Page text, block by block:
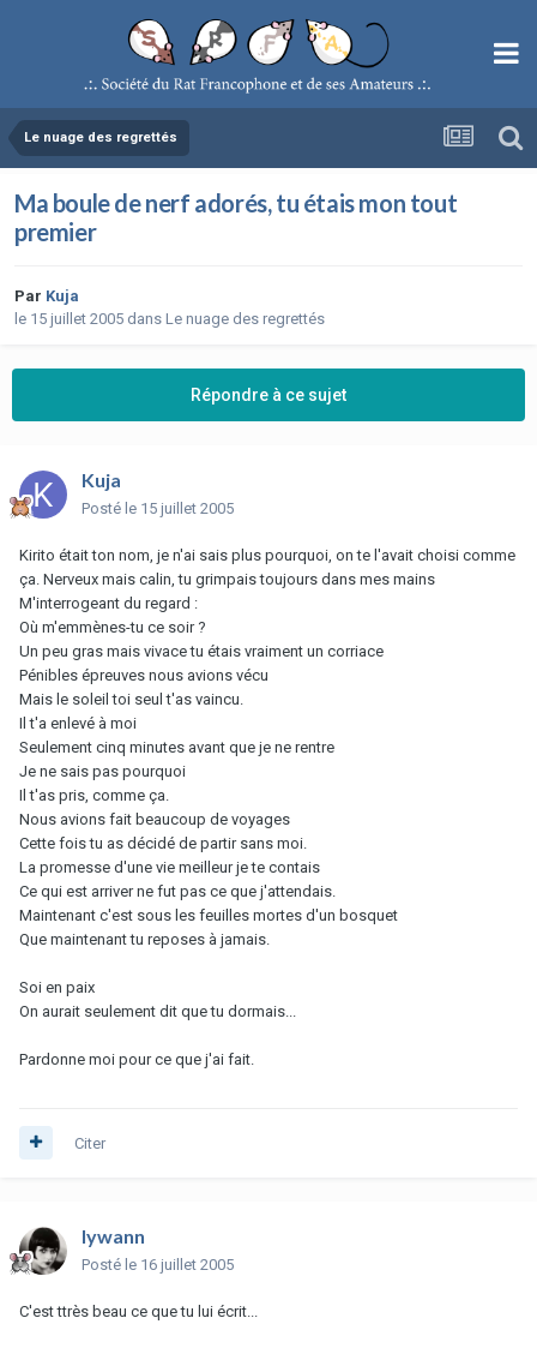
Le nuage des regrettés
Ma boule de nerf adorés, tu étais mon tout
premier
Par Kuja
le 15 juillet 2005 dans Le nuage des regrettés
Répondre à ce sujet
Kuja
Posté le 15 juillet 2005
Kirito était ton nom, je n'ai sais plus pourquoi, on te l'avait choisi comme
ça. Nerveux mais calin, tu grimpais toujours dans mes mains
M'interrogeant du regard :
Où m'emmènes-tu ce soir ?
Un peu gras mais vivace tu étais vraiment un corriace
Pénibles épreuves nous avions vécu
Mais le soleil toi seul t'as vaincu.
Il t'a enlevé à moi
Seulement cinq minutes avant que je ne rentre
Je ne sais pas pourquoi
Il t'as pris, comme ça.
Nous avions fait beaucoup de voyages
Cette fois tu as décidé de partir sans moi.
La promesse d'une vie meilleur je te contais
Ce qui est arriver ne fut pas ce que j'attendais.
Maintenant c'est sous les feuilles mortes d'un bosquet
Que maintenant tu reposes à jamais.
Soi en paix
On aurait seulement dit que tu dormais...
Pardonne moi pour ce que j'ai fait.
Citer
lywann
Posté le 16 juillet 2005
C'est ttrès beau ce que tu lui écrit...